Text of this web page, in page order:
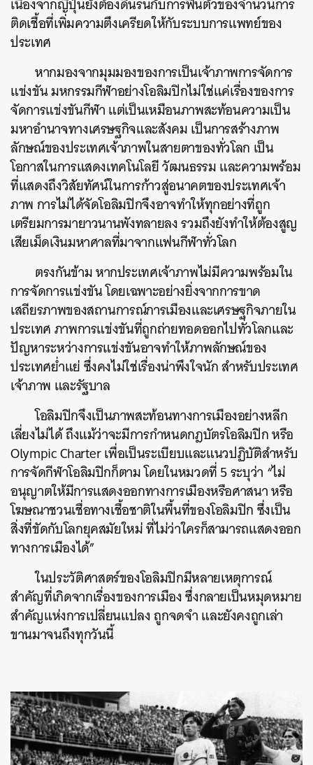
ติดเชื้อที่เพิ่มความตึงเครียดให้กับระบบการแพทย์ของ
ประเทศ
หากมองจากมุมมองของการเป็นเจ้าภาพการจัดการ
แข่งขัน มหกรรมกีฬาอย่างโอลิมปิกไม่ใช่แค่เรื่องของการ
จัดการแข่งขันกีฬา แต่เป็นเหมือนภาพสะท้อนความเป็น
มหาอำนาจทางเศรษฐกิจและสังคม เป็นการสร้างภาพ
ลักษณ์ของประเทศเจ้าภาพในสายตาของทั่วโลก เป็น
โอกาสในการแสดงเทคโนโลยี วัฒนธรรม และความพร้อม
ที่แสดงถึงวิสัยทัศน์ในการก้าวสู่อนาคตของประเทศเจ้า
ภาพ การไม่ได้จัดโอลิมปิกจึงอาจทำให้ทุกอย่างที่ถูก
เตรียมการมายาวนานพังทลายลง รวมถึงยังทำให้ต้องสูญ
เสียเม็ดเงินมหาศาลที่มาจากแฟนกีฬาทั่วโลก
ตรงกันข้าม หากประเทศเจ้าภาพไม่มีความพร้อมใน
การจัดการแข่งขัน โดยเฉพาะอย่างยิ่งจากการขาด
เสถียรภาพของสถานการณ์การเมืองและเศรษฐกิจภายใน
ประเทศ ภาพการแข่งขันที่ถูกถ่ายทอดออกไปทั่วโลกและ
ปัญหาระหว่างการแข่งขันอาจทำให้ภาพลักษณ์ของ
ประเทศย่ำแย่ ซึ่งคงไม่ใช่เรื่องน่าพึงใจนัก สำหรับประเทศ
เจ้าภาพ และรัฐบาล
โอลิมปิกจึงเป็นภาพสะท้อนทางการเมืองอย่างหลีก
เลี่ยงไม่ได้ ถึงแม้ว่าจะมีการกำหนดกฎบัตรโอลิมปิก หรือ
Olympic Charter เพื่อเป็นระเบียบและแนวปฏิบัติสำหรับ
การจัดกีฬาโอลิมปิกก็ตาม โดยในหมวดที่ 5 ระบุว่า “ไม่
อนุญาตให้มีการแสดงออกทางการเมืองหรือศาสนา หรือ
โฆษณาชวนเชื่อทางเชื้อชาติในพื้นที่ของโอลิมปิก ซึ่งเป็น
สิ่งที่ขัดกับโลกยุคสมัยใหม่ ที่ไม่ว่าใครก็สามารถแสดงออก
ทางการเมืองได้”
ในประวัติศาสตร์ของโอลิมปิกมีหลายเหตุการณ์
สำคัญที่เกิดจากเรื่องของการเมือง ซึ่งกลายเป็นหมุดหมาย
สำคัญแห่งการเปลี่ยนแปลง ถูกจดจำ และยังคงถูกเล่า
ขานมาจนถึงทุกวันนี้